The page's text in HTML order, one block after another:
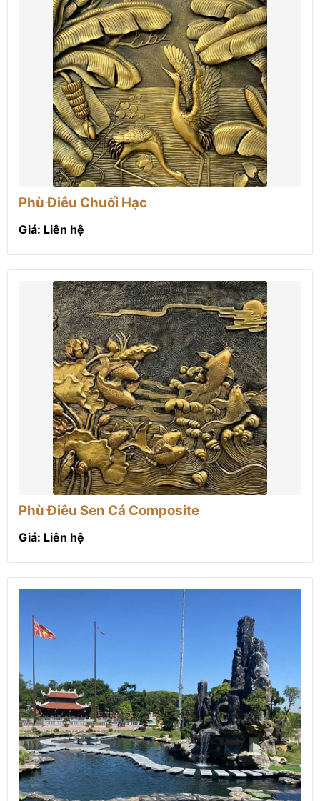
Phù Điêu Chuối Hạc
Giá: Liên hệ
Phù Điêu Sen Cá Composite
Giá: Liên hệ